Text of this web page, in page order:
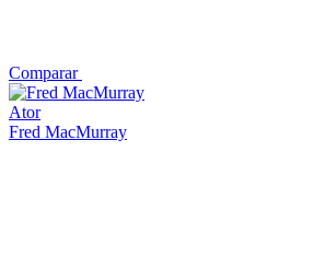
Comparar
Ator
Fred MacMurray